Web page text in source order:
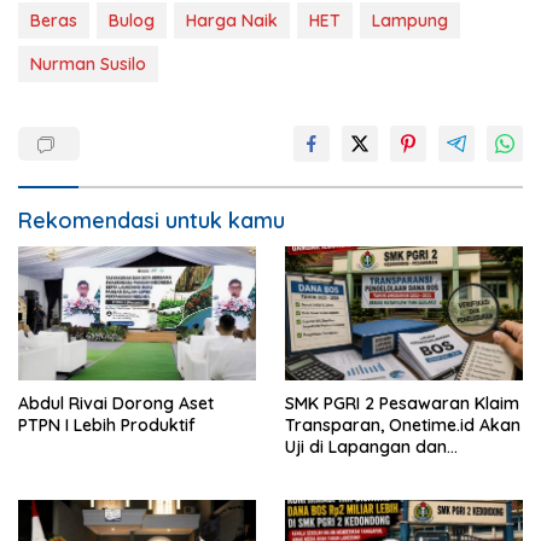
Beras Bulog Harga Naik HET
Lampung
Nurman Susilo
Rekomendasi untuk kamu
Abdul Rivai Dorong Aset
PTPN I Lebih Produktif
SMK PGRI 2 Pesawaran Klaim
Transparan, Onetime.id Akan
Uji di Lapangan dan